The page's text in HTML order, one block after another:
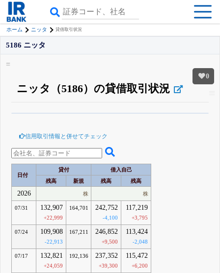
ホーム ニッタ 貸借取引状況
0
5186 ニッタ
ニッタ（5186）の貸借取引状況
登録すると永久30%OFFと米株版の先行利用も付きます
信用取引情報と併せてチェック
日付
貸付
借入自己
残高
新規 残高 残高
2026 株 株
07/31 132,907
+22,999
164,701 242,752
-4,100
117,219
+3,795
07/24 109,908
-22,913
167,211 246,852
+9,500
113,424
-2,048
07/17 132,821
+24,059
192,136 237,352
+39,300
115,472
+6,200